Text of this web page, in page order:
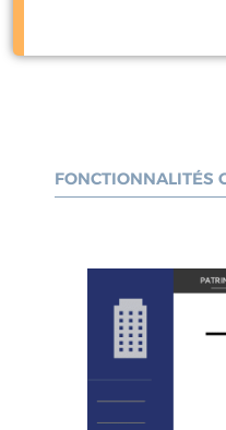
FONCTIONNALITÉS